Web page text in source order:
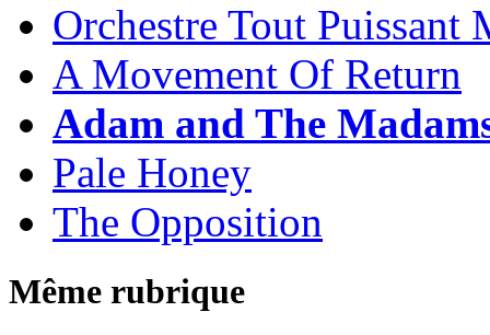
Orchestre Tout Puissant
A Movement Of Return
Adam and The
Pale Honey
The Opposition
Même rubrique